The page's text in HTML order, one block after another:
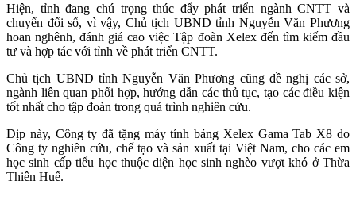
Hiện, tỉnh đang chú trọng thúc đẩy phát triển ngành CNTT và
chuyển đổi số, vì vậy, Chủ tịch UBND tỉnh Nguyễn Văn Phương
hoan nghênh, đánh giá cao việc Tập đoàn Xelex đến tìm kiếm đầu
tư và hợp tác với tỉnh về phát triển CNTT.
Chủ tịch UBND tỉnh Nguyễn Văn Phương cũng đề nghị các sở,
ngành liên quan phối hợp, hướng dẫn các thủ tục, tạo các điều kiện
tốt nhất cho tập đoàn trong quá trình nghiên cứu.
Dịp này, Công ty đã tặng máy tính bảng Xelex Gama Tab X8 do
Công ty nghiên cứu, chế tạo và sản xuất tại Việt Nam, cho các em
học sinh cấp tiểu học thuộc diện học sinh nghèo vượt khó ở Thừa
Thiên Huế.